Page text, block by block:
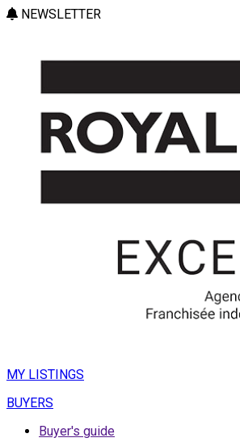
NEWSLETTER
MY LISTINGS
BUYERS
Buyer's guide